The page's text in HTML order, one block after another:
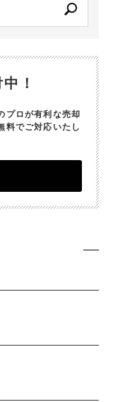
！
プロが有利な売却
料でご対応いたし